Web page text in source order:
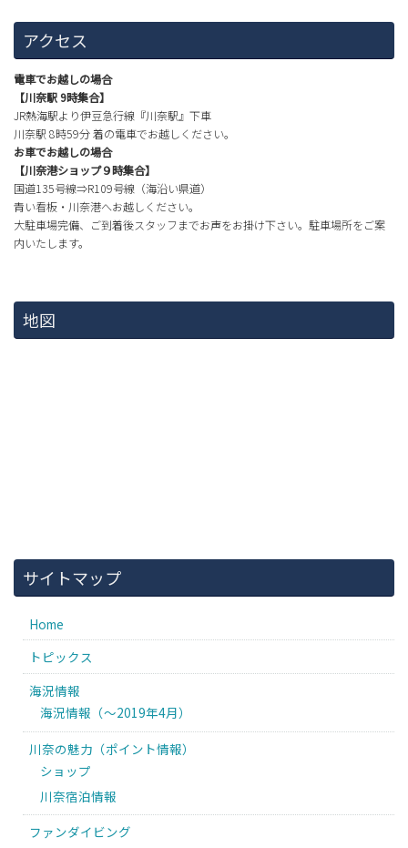
アクセス
電車でお越しの場合
【川奈駅 9時集合】
JR熱海駅より伊豆急行線『川奈駅』下車
川奈駅 8時59分 着の電車でお越しください。
お車でお越しの場合
【川奈港ショップ９時集合】
国道135号線⇒R109号線（海沿い県道）
青い看板・川奈港へお越しください。
大駐車場完備、ご到着後スタッフまでお声をお掛け下さい。駐車場所をご案
内いたします。
地図
サイトマップ
Home
トピックス
海況情報
海況情報（〜2019年4月）
川奈の魅力（ポイント情報）
ショップ
川奈宿泊情報
ファンダイビング